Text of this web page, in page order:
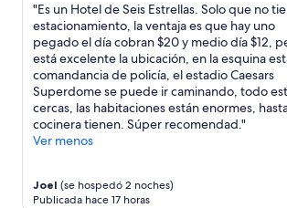
están
sujetos
cambios.
Aplican
términos
adicionales.
"Es un Hotel de Seis Estrellas. Solo que no
estacionamiento, la ventaja es que hay uno
pegado el día cobran $20 y medio día $12,
está excelente la ubicación, en la esquina
comandancia de policía, el estadio Caesars
Superdome se puede ir caminando, todo
cercas, las habitaciones están enormes,
cocinera tienen. Súper recomendad."
Ver menos
Joel (se hospedó 2 noches)
Publicada hace 17 horas